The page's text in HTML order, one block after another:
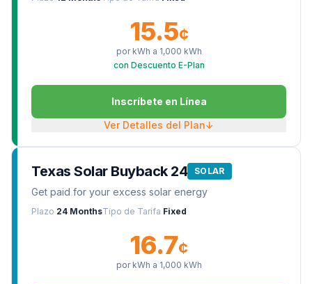
15.5¢
por kWh a 1,000 kWh
con Descuento E-Plan
Inscríbete en Línea
Ver Detalles del Plan↓
Texas Solar Buyback 24 SOLAR
Get paid for your excess solar energy
Plazo 24 MonthsTipo de Tarifa Fixed
16.7¢
por kWh a 1,000 kWh